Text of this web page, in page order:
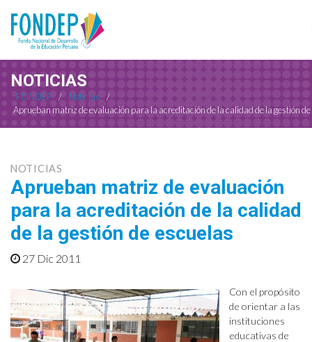
NOTICIAS
FONDEP / Noticias
/
Aprueban matriz de evaluación para la acreditación de la calidad de la gestión
NOTICIAS
Aprueban matriz de evaluación
para la acreditación de la calidad
de la gestión de escuelas
27 Dic 2011
Con el propósito
de orientar a las
instituciones
educativas de